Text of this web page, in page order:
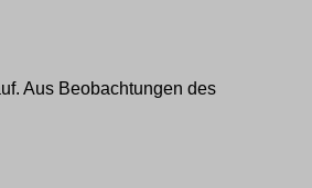
Aus Beobachtungen des